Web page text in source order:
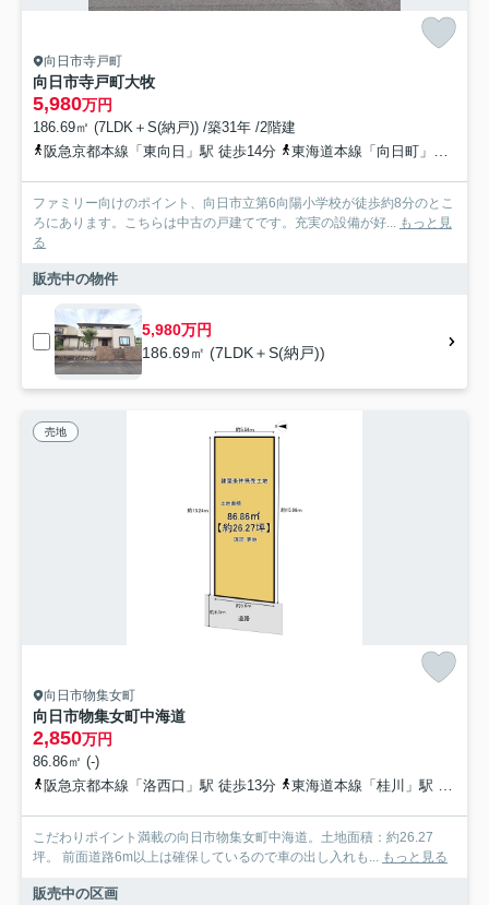
向日市寺戸町
向日市寺戸町大牧
5,980万円
186.69㎡ (7LDK＋S(納戸)) /築31年 /2階建
阪急京都本線「東向日」駅 徒歩14分
東海道本線「向日町」駅 徒歩21分
ファミリー向けのポイント、向日市立第6向陽小学校が徒歩約8分のとこ
ろにあります。こちらは中古の戸建てです。充実の設備が好... もっと見
る
販売中の物件
5,980万円
186.69㎡ (7LDK＋S(納戸))
売地
向日市物集女町
向日市物集女町中海道
2,850万円
86.86㎡ (-)
阪急京都本線「洛西口」駅 徒歩13分
東海道本線「桂川」駅 徒歩20分
こだわりポイント満載の向日市物集女町中海道。土地面積：約26.27
坪。 前面道路6m以上は確保しているので車の出し入れも... もっと見る
販売中の区画